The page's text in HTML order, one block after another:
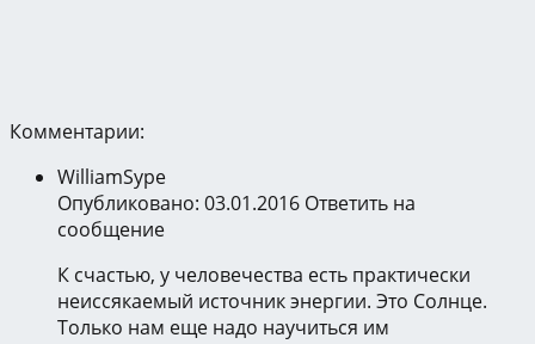
Комментарии:
WilliamSype
Опубликовано: 03.01.2016 Ответить на
сообщение
К счастью, у человечества есть практически
неиссякаемый источник энергии. Это Солнце.
Только нам еще надо научиться им